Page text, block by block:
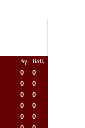
Αγ. Βαθ.
0
0
0
0
0
0
0
0
0
0